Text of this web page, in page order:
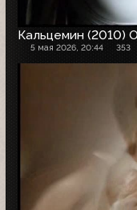
Кальцемин (2010)
5 мая 2026, 20:44 353